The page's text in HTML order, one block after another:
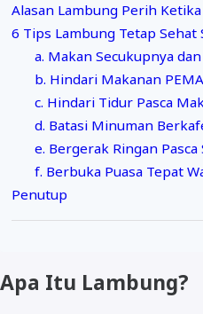
Alasan Lambung Perih
6 Tips Lambung Tetap Sehat
a. Makan Secukupnya
b. Hindari Makanan
c. Hindari Tidur Pasca
d. Batasi Minuman
e. Bergerak Ringan
f. Berbuka Puasa Tepat
Penutup
Apa Itu Lambung?